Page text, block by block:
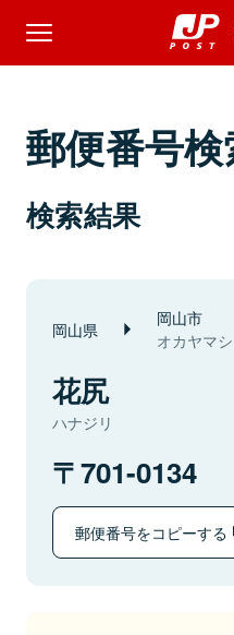
郵便番号
検索結果
岡山県 岡山市
オカヤマシ
花尻
ハナジリ
701-0134
郵便番号をコピーする